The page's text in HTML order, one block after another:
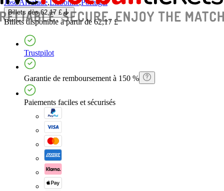
Jose Alvalade, Lisbonne,Portugal
Billets dès62,17 £
Billetsdisponible à partir de 62,17 £
Trustpilot
Garantie de remboursement à 150 %
Paiements faciles et sécurisés